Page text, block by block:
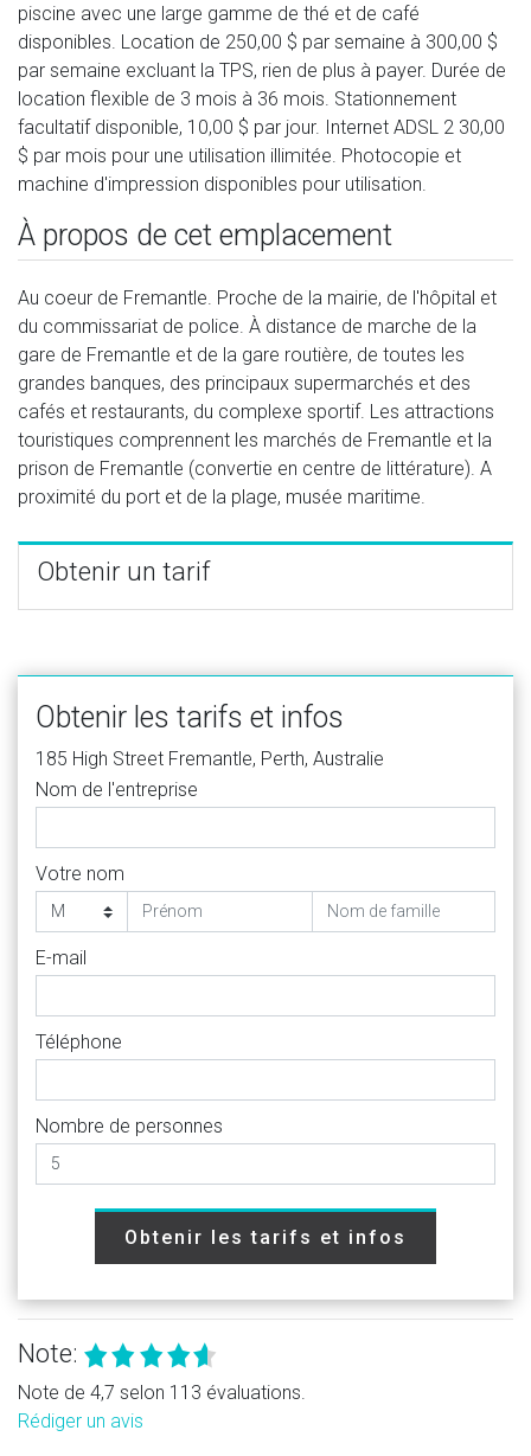
piscine avec une large gamme de thé et de café
disponibles. Location de 250,00 $ par semaine à 300,00 $
par semaine excluant la TPS, rien de plus à payer. Durée de
location flexible de 3 mois à 36 mois. Stationnement
facultatif disponible, 10,00 $ par jour. Internet ADSL 2 30,00
$ par mois pour une utilisation illimitée. Photocopie et
machine d'impression disponibles pour utilisation.
À propos de cet emplacement
Au coeur de Fremantle. Proche de la mairie, de l'hôpital et
du commissariat de police. À distance de marche de la
gare de Fremantle et de la gare routière, de toutes les
grandes banques, des principaux supermarchés et des
cafés et restaurants, du complexe sportif. Les attractions
touristiques comprennent les marchés de Fremantle et la
prison de Fremantle (convertie en centre de littérature). A
proximité du port et de la plage, musée maritime.
Obtenir un tarif
Obtenir les tarifs et infos
185 High Street Fremantle, Perth, Australie
Nom de l'entreprise
Votre nom
E-mail
Téléphone
Nombre de personnes
Obtenir les tarifs et infos
Note:
Note de 4,7 selon 113 évaluations.
Rédiger un avis